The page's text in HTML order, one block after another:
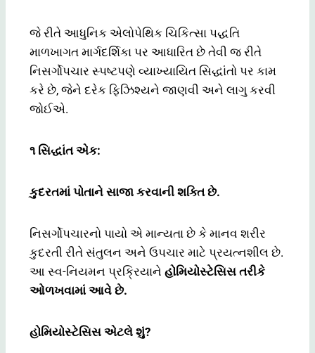
જે રીતે આધુનિક એલોપેથિક ચિકિત્સા પદ્ધતિ
માળખાગત માર્ગદર્શિકા પર આધારિત છે તેવી જ રીતે
નિસર્ગોપચાર સ્પષ્ટપણે વ્યાખ્યાયિત સિદ્ધાંતો પર કામ
કરે છે, જેને દરેક ફિઝિશ્યને જાણવી અને લાગુ કરવી
જોઈએ.
૧ સિદ્ધાંત એક:
કુદરતમાં પોતાને સાજા કરવાની શક્તિ છે.
નિસર્ગોપચારનો પાયો એ માન્યતા છે કે માનવ શરીર
કુદરતી રીતે સંતુલન અને ઉપચાર માટે પ્રયત્નશીલ છે.
આ સ્વ-નિયમન પ્રક્રિયાને હોમિયોસ્ટેસિસ તરીકે
ઓળખવામાં આવે છે.
હોમિયોસ્ટેસિસ એટલે શું?